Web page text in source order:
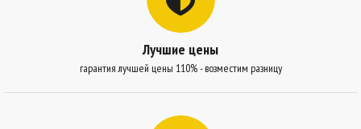
Лучшие цены
гарантия лучшей цены 110% - возместим разницу